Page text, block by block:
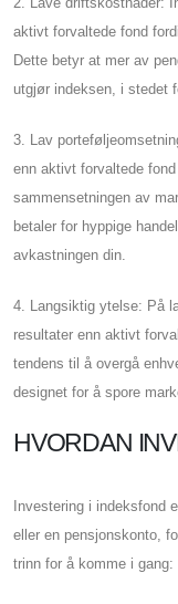
aktivt forvaltede fond
Dette betyr at mer av
utgjør indeksen, i stedet
3. Lav
enn aktivt forvaltede
sammensetningen av
betaler for hyppige
avkastningen din.
4. Langsiktig ytelse: På
resultater enn aktivt
tendens til å overgå
designet for å spore
HVORDAN
Investering i indeksfond
eller en pensjonskonto,
trinn for å komme i gang: